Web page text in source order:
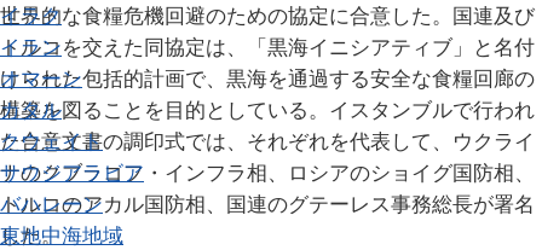
イラク
イラン
オマーン
カタル
クウェイト
サウジアラビア
バハレーン
東地中海地域
世界的な食糧危機回避のための協定に合意した。国連及び
トルコを交えた同協定は、「黒海イニシアティブ」と名付
けられた包括的計画で、黒海を通過する安全な食糧回廊の
構築を図ることを目的としている。イスタンブルで行われ
た合意文書の調印式では、それぞれを代表して、ウクライ
ナのクブラコフ・インフラ相、ロシアのショイグ国防相、
トルコのアカル国防相、国連のグテーレス事務総長が署名
した。